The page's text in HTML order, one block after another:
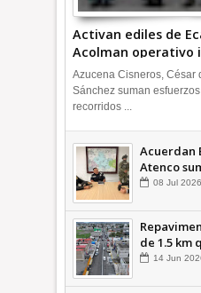
Activan ediles de
Acolman operativo
Azucena Cisneros, César
Sánchez suman
recorridos ...
Acuerdan
Atenco
seguridad
08 Jul 2026
de 1.5 km
14 Jun